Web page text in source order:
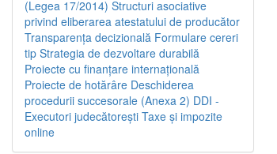
(Legea 17/2014) Structuri asociative
privind eliberarea atestatului de producător
Transparenţa decizională Formulare cereri
tip Strategia de dezvoltare durabilă
Proiecte cu finanţare internaţională
Proiecte de hotărâre Deschiderea
procedurii succesorale (Anexa 2) DDI -
Executori judecătorești Taxe şi impozite
online